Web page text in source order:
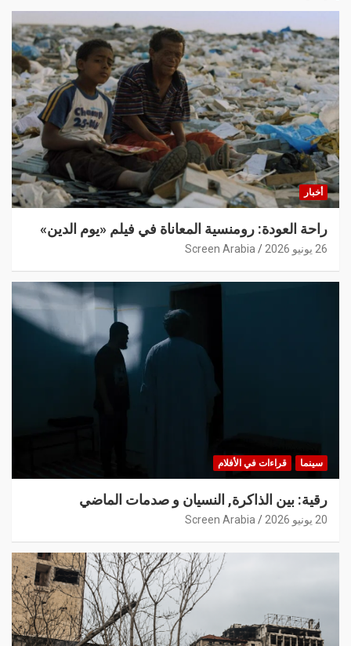
أخبار
راحة العودة: رومنسية المعاناة في فيلم «يوم الدين»
26 يونيو 2026 Screen Arabia
سينما قراءات في الأفلام
رقية: بين الذاكرة, النسيان و صدمات الماضي
20 يونيو 2026 Screen Arabia